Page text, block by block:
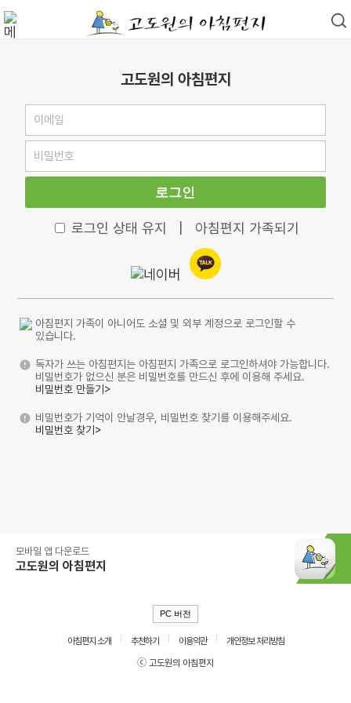
고도원의 아침편지
로그인
로그인 상태 유지 아침편지 가족되기
아침편지 가족이 아니어도 소셜 및 외부 계정으로 로그인할 수
있습니다.
독자가 쓰는 아침편지는 아침편지 가족으로 로그인하셔야 가능합니다.
비밀번호가 없으신 분은 비밀번호를 만드신 후에 이용해 주세요.
비밀번호 만들기>
비밀번호가 기억이 안날경우, 비밀번호 찾기를 이용해주세요.
비밀번호 찾기>
모바일 앱 다운로드
고도원의 아침편지
PC 버전
아침편지 소개 추천하기 이용약관
개인정보 처리방침
ⓒ 고도원의 아침편지